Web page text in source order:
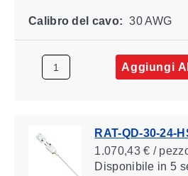
Calibro del cavo: 30 AWG
Aggiungi
RAT-QD-30-24-
1.070,43 € /
Disponibile in 5